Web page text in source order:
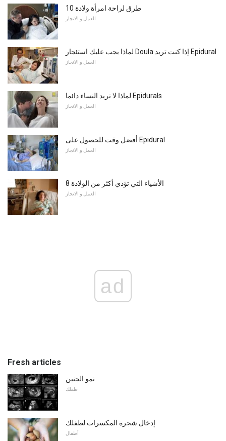
10 طرق لراحة امرأة ولادة
العمل و الانجاز
لماذا يجب عليك استئجار Doula إذا كنت تريد Epidural
العمل و الانجاز
لماذا لا تريد النساء دائما Epidurals
العمل و الانجاز
أفضل وقت للحصول على Epidural
العمل و الانجاز
8 الأشياء التي تؤذي أكثر من الولادة
العمل و الانجاز
ad
Fresh articles
نمو الجنين
طفلك
إدخال شجرة المكسرات لطفلك
أطفال